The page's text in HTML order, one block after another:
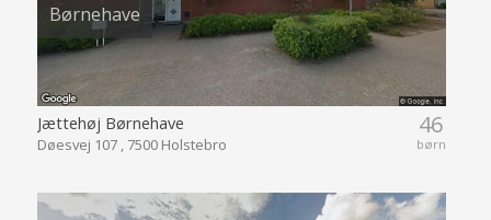
Børnehave
46
børn
Jættehøj Børnehave
Døesvej 107 , 7500 Holstebro